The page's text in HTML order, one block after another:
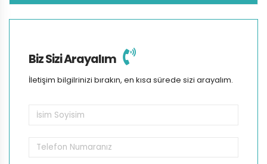
Biz Sizi Arayalım
İletişim bilgilrinizi bırakın, en kısa sürede sizi arayalım.